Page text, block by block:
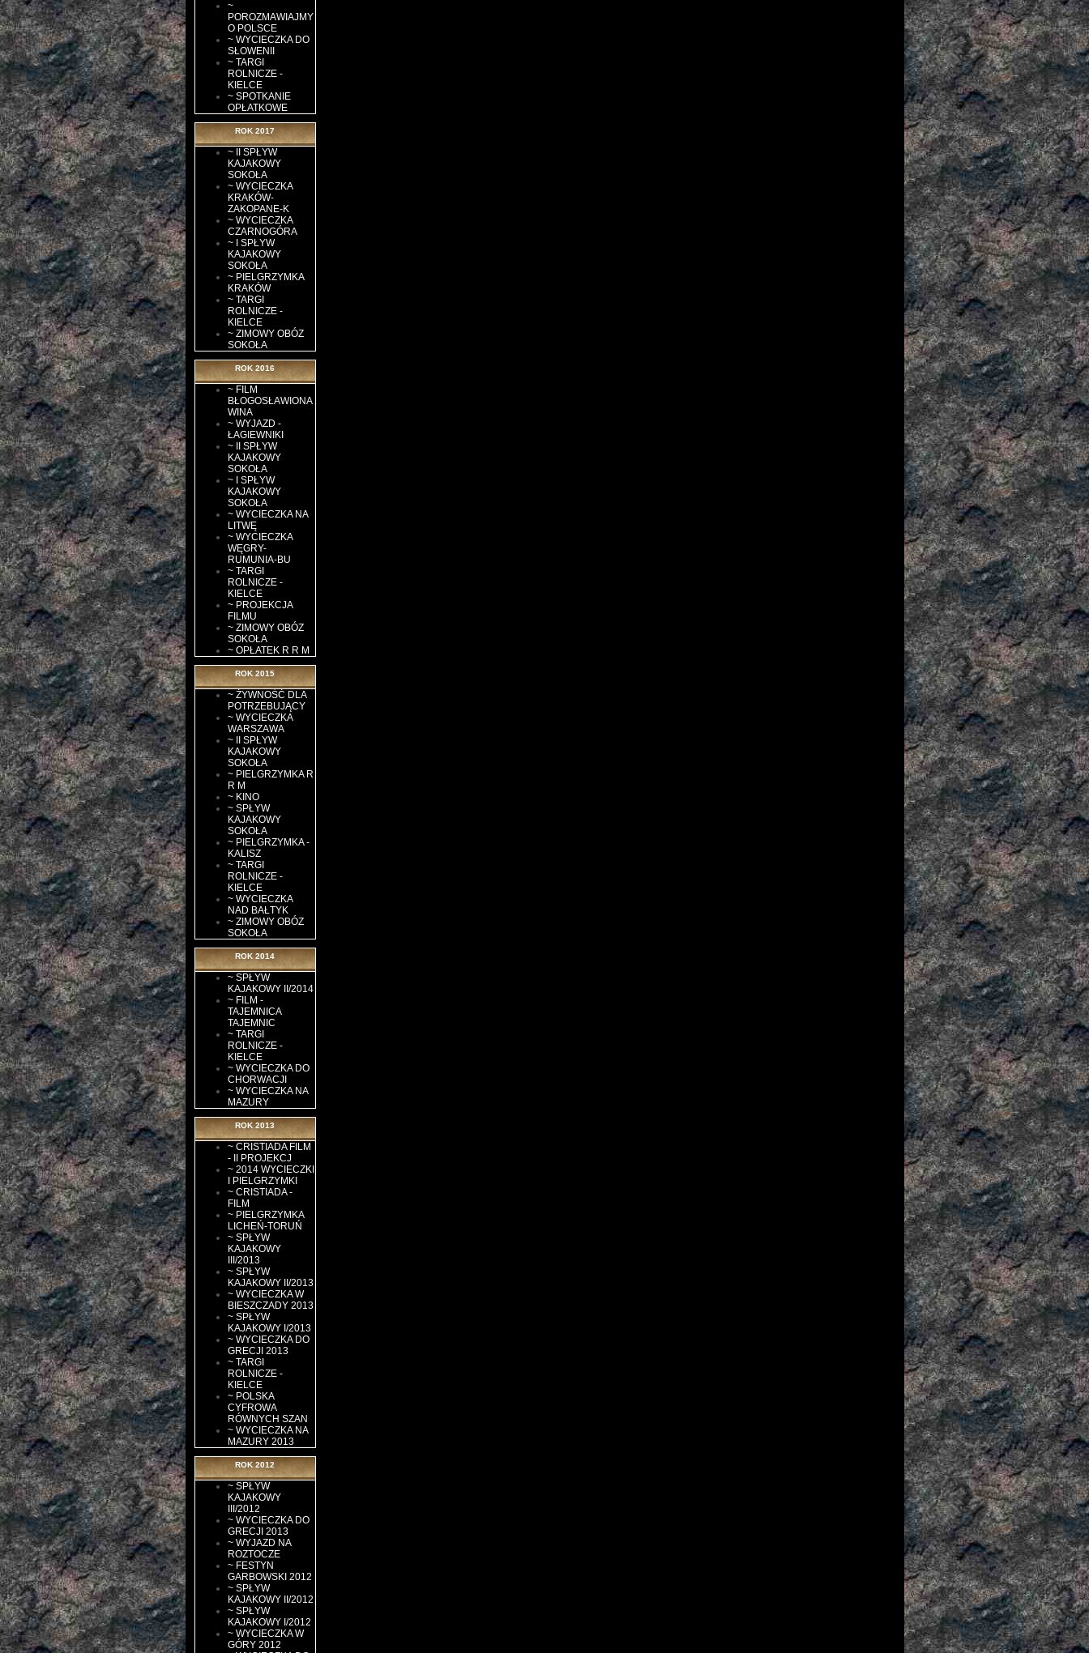
~
POROZMAWIAJMY
O POLSCE
~ WYCIECZKA DO
SŁOWENII
~ TARGI
ROLNICZE -
KIELCE
~ SPOTKANIE
OPŁATKOWE
ROK 2017
~ II SPŁYW
KAJAKOWY
SOKOŁA
~ WYCIECZKA
KRAKÓW-
ZAKOPANE-K
~ WYCIECZKA
CZARNOGÓRA
~ I SPŁYW
KAJAKOWY
SOKOŁA
~ PIELGRZYMKA
KRAKÓW
~ TARGI
ROLNICZE -
KIELCE
~ ZIMOWY OBÓZ
SOKOŁA
ROK 2016
~ FILM
BŁOGOSŁAWIONA
WINA
~ WYJAZD -
ŁAGIEWNIKI
~ II SPŁYW
KAJAKOWY
SOKOŁA
~ I SPŁYW
KAJAKOWY
SOKOŁA
~ WYCIECZKA NA
LITWĘ
~ WYCIECZKA
WĘGRY-
RUMUNIA-BU
~ TARGI
ROLNICZE -
KIELCE
~ PROJEKCJA
FILMU
~ ZIMOWY OBÓZ
SOKOŁA
~ OPŁATEK R R M
ROK 2015
~ ŻYWNOŚĆ DLA
POTRZEBUJĄCY
~ WYCIECZKA
WARSZAWA
~ II SPŁYW
KAJAKOWY
SOKOŁA
~ PIELGRZYMKA R
R M
~ KINO
~ SPŁYW
KAJAKOWY
SOKOŁA
~ PIELGRZYMKA -
KALISZ
~ TARGI
ROLNICZE -
KIELCE
~ WYCIECZKA
NAD BAŁTYK
~ ZIMOWY OBÓZ
SOKOŁA
ROK 2014
~ SPŁYW
KAJAKOWY II/2014
~ FILM -
TAJEMNICA
TAJEMNIC
~ TARGI
ROLNICZE -
KIELCE
~ WYCIECZKA DO
CHORWACJI
~ WYCIECZKA NA
MAZURY
ROK 2013
~ CRISTIADA FILM
- II PROJEKCJ
~ 2014 WYCIECZKI
I PIELGRZYMKI
~ CRISTIADA -
FILM
~ PIELGRZYMKA
LICHEŃ-TORUŃ
~ SPŁYW
KAJAKOWY
III/2013
~ SPŁYW
KAJAKOWY II/2013
~ WYCIECZKA W
BIESZCZADY 2013
~ SPŁYW
KAJAKOWY I/2013
~ WYCIECZKA DO
GRECJI 2013
~ TARGI
ROLNICZE -
KIELCE
~ POLSKA
CYFROWA
RÓWNYCH SZAN
~ WYCIECZKA NA
MAZURY 2013
ROK 2012
~ SPŁYW
KAJAKOWY
III/2012
~ WYCIECZKA DO
GRECJI 2013
~ WYJAZD NA
ROZTOCZE
~ FESTYN
GARBOWSKI 2012
~ SPŁYW
KAJAKOWY II/2012
~ SPŁYW
KAJAKOWY I/2012
~ WYCIECZKA W
GÓRY 2012